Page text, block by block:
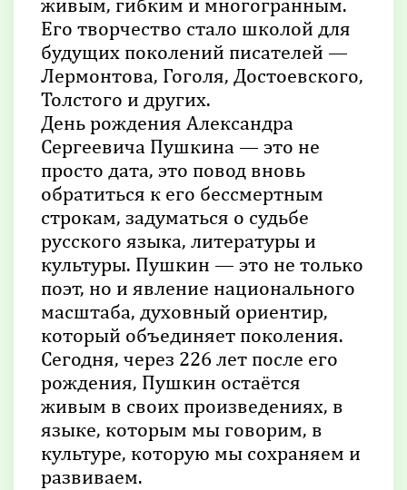
Его творчество стало школой для
будущих поколений писателей —
Лермонтова, Гоголя, Достоевского,
Толстого и других.
День рождения Александра
Сергеевича Пушкина — это не
просто дата, это повод вновь
обратиться к его бессмертным
строкам, задуматься о судьбе
русского языка, литературы и
культуры. Пушкин — это не только
поэт, но и явление национального
масштаба, духовный ориентир,
который объединяет поколения.
Сегодня, через 226 лет после его
рождения, Пушкин остаётся
живым в своих произведениях, в
языке, которым мы говорим, в
культуре, которую мы сохраняем и
развиваем.